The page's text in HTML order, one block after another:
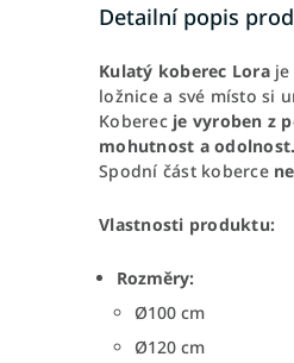
Detailní popis
Kulatý koberec Loraje
ložnice a své místo si
Koberec je vyroben z
mohutnost a odolnost.
Spodní část koberce
Vlastnosti produktu:
Rozměry:
Ø100 cm
Ø120 cm